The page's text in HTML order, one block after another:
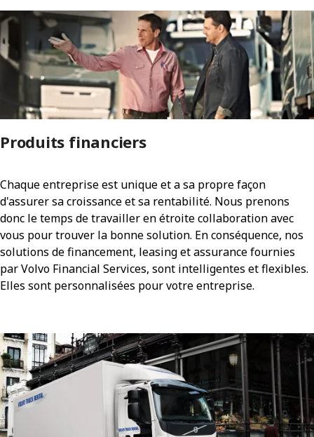
Produits financiers
Chaque entreprise est unique et a sa propre façon
d'assurer sa croissance et sa rentabilité. Nous prenons
donc le temps de travailler en étroite collaboration avec
vous pour trouver la bonne solution. En conséquence, nos
solutions de financement, leasing et assurance fournies
par Volvo Financial Services, sont intelligentes et flexibles.
Elles sont personnalisées pour votre entreprise.